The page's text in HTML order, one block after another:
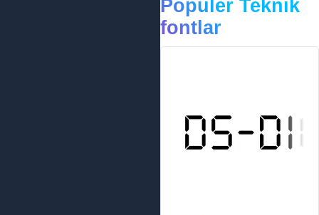
Popüler Teknik
fontlar